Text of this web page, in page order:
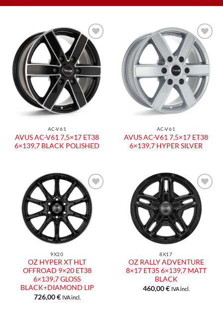
Aggiungi
alla lista
dei
desideri
AC-V61
AVUS AC-V61 7,5×17 ET38
6×139,7 BLACK POLISHED
Aggiungi
alla lista
dei
desideri
AC-V61
AVUS AC-V61 7,5×17 ET38
6×139,7 HYPER SILVER
Aggiungi
alla lista
dei
desideri
9X20
OZ HYPER XT HLT
OFFROAD 9×20 ET38
6×139,7 GLOSS
BLACK+DIAMOND LIP
726,00€ IVA incl.
Aggiungi
alla lista
desideri
8X17
OZ RALLY ADVENTURE
8×17 ET35 6×139,7 MATT
BLACK
460,00€ IVA incl.